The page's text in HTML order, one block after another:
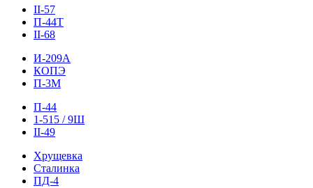
II-57
П-44Т
II-68
И-209А
КОПЭ
П-3М
П-44
1-515 / 9Ш
II-49
Хрущевка
Сталинка
ПД-4